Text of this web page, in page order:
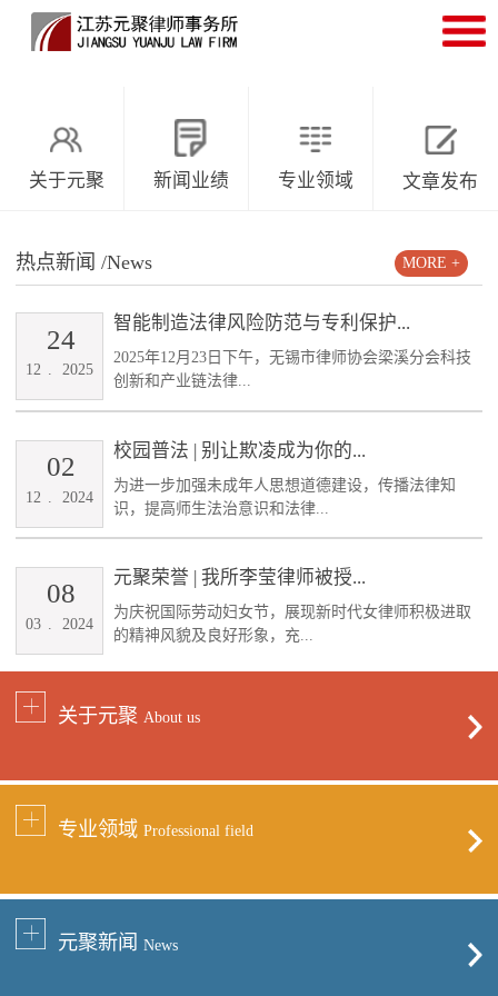
关于元聚 新闻业绩 专业领域 文章发布
热点新闻 /News
智能制造法律风险防范与专利保护...
2025年12月23日下午，无锡市律师协会梁溪分会科技
创新和产业链法律...
12 . 2025
24
校园普法 | 别让欺凌成为你的...
为进一步加强未成年人思想道德建设，传播法律知
识，提高师生法治意识和法律...
12 2024
02
元聚荣誉 | 我所李莹律师被授...
为庆祝国际劳动妇女节，展现新时代女律师积极进取
的精神风貌及良好形象，充...
03 2024
08
MORE +
关于元聚 About us
专业领域 Professional field
元聚新闻 News